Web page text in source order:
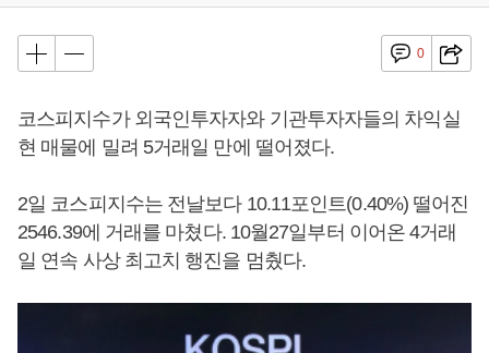
0
코스피지수가 외국인투자자와 기관투자자들의 차익실
현 매물에 밀려 5거래일 만에 떨어졌다.
2일 코스피지수는 전날보다 10.11포인트(0.40%) 떨어진
2546.39에 거래를 마쳤다. 10월27일부터 이어온 4거래
일 연속 사상 최고치 행진을 멈췄다.